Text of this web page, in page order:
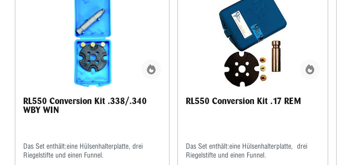
RL550 Conversion Kit .338/.340
WBY WIN
Das Set enthält:eine Hülsenhalterplatte, drei
Riegelstifte und einen Funnel.
RL550 Conversion Kit .17 REM
Das Set enthält:eine Hülsenhalterplatte, drei
Riegelstifte und einen Funnel.